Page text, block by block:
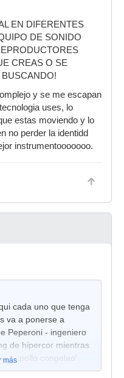
EN DIFERENTES
DE SONIDO
CREAS O SE
BUSCANDO!
y se me escapan
uses, lo
estas moviendo y lo
no perder la identidd
instrumentooooooo.
cada uno que tenga
va a ponerse a
Peperoni - ingeniero
de hipercor mientras
pollo congelao'
más